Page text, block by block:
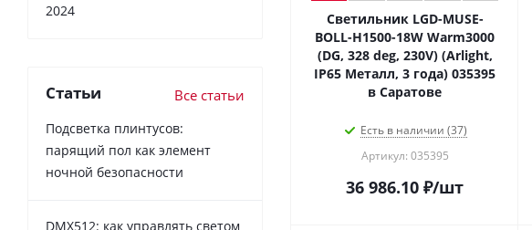
Светильник LGD-MUSE-
BOLL-H1500-18W Warm3000
(DG, 328 deg, 230V) (Arlight,
IP65 Металл, 3 года) 035395
в Саратове
Есть в наличии (37)
Артикул: 035395
36 986.10 ₽/шт
2024
Статьи Все статьи
Подсветка плинтусов:
парящий пол как элемент
ночной безопасности
DMX512: как управлять светом